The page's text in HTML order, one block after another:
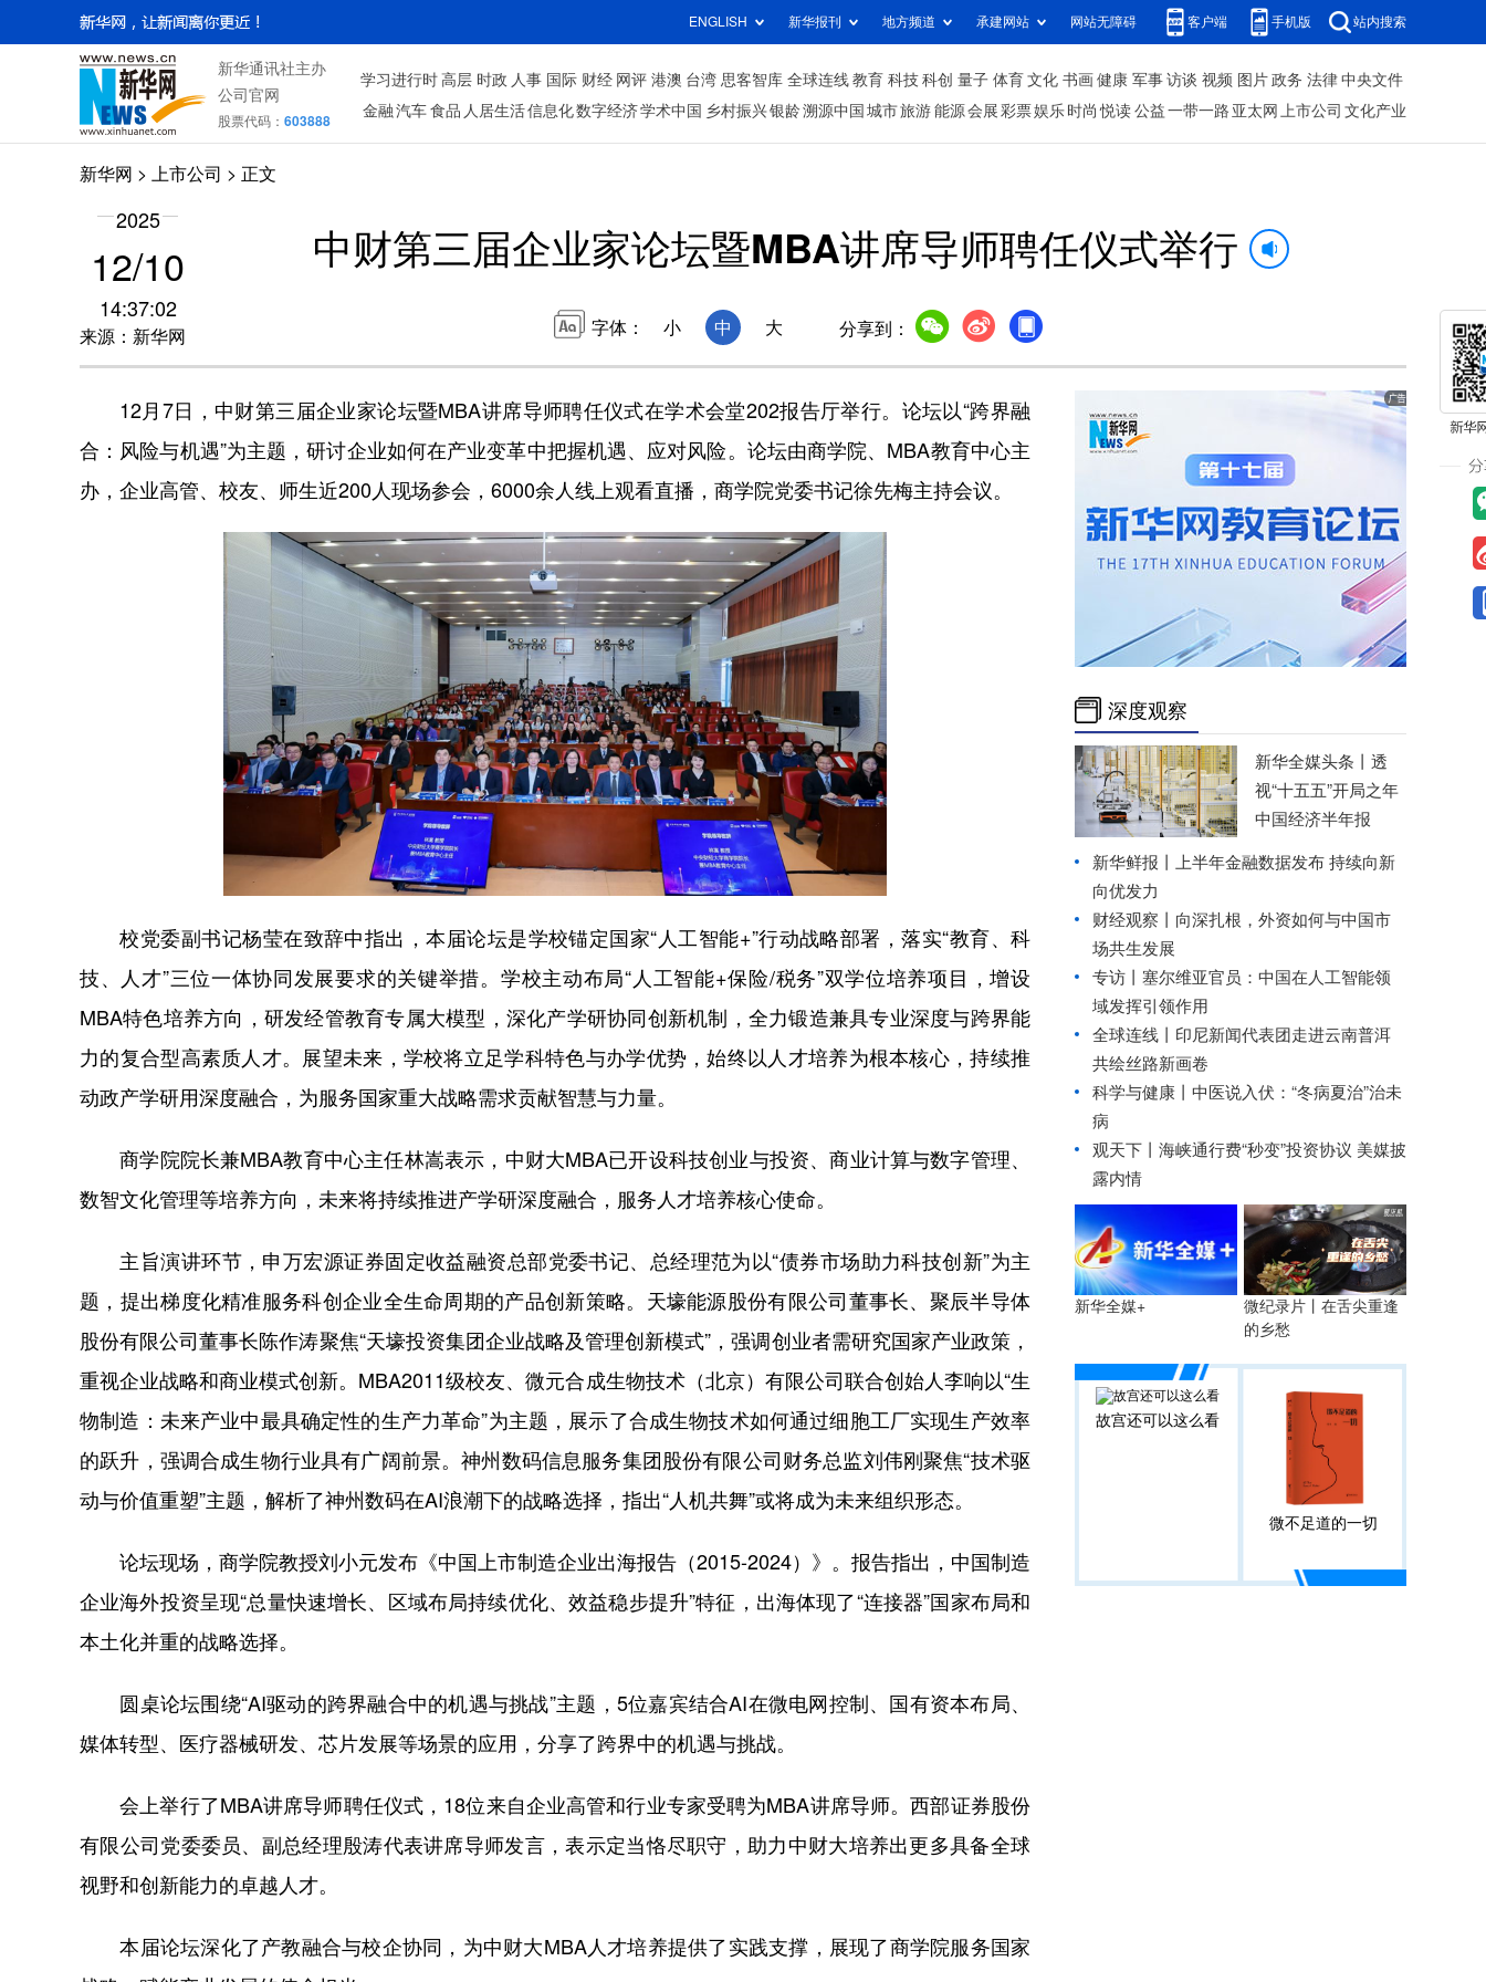
ENGLISH 新华报刊 地方频道 承建网站 网站无障碍 客户端 手机版 站内搜索
新华通讯社主办
公司官网
股票代码： 603888
学习进行时 高层 时政 人事 国际 财经 网评 港澳 台湾 思客智库 全球连线 教育 科技 科创 量子 体育 文化 书画 健康 军事 访谈 视频 图片 政务 法律 中央文件
金融 汽车 食品 人居生活信息化数字经济学术中国 乡村振兴银龄溯源中国 城市旅游 能源 会展 彩票娱乐 时尚 悦读 公益 一带一路 亚太网 上市公司 文化产业
新华网 > 上市公司 > 正文
2025
12/10
14:37:02
来源：新华网
中财第三届企业家论坛暨MBA讲席导师聘任仪式举行
字体： 小 中 大 分享到：
12月7日，中财第三届企业家论坛暨MBA讲席导师聘任仪式在学术会堂202报告厅举行。论坛以“跨界融
合：风险与机遇”为主题，研讨企业如何在产业变革中把握机遇、应对风险。论坛由商学院、MBA教育中心主
办，企业高管、校友、师生近200人现场参会，6000余人线上观看直播，商学院党委书记徐先梅主持会议。
校党委副书记杨莹在致辞中指出，本届论坛是学校锚定国家“人工智能+”行动战略部署，落实“教育、科
技、人才”三位一体协同发展要求的关键举措。学校主动布局“人工智能+保险/税务”双学位培养项目，增设
MBA特色培养方向，研发经管教育专属大模型，深化产学研协同创新机制，全力锻造兼具专业深度与跨界能
力的复合型高素质人才。展望未来，学校将立足学科特色与办学优势，始终以人才培养为根本核心，持续推
动政产学研用深度融合，为服务国家重大战略需求贡献智慧与力量。
商学院院长兼MBA教育中心主任林嵩表示，中财大MBA已开设科技创业与投资、商业计算与数字管理、
数智文化管理等培养方向，未来将持续推进产学研深度融合，服务人才培养核心使命。
主旨演讲环节，申万宏源证券固定收益融资总部党委书记、总经理范为以“债券市场助力科技创新”为主
题，提出梯度化精准服务科创企业全生命周期的产品创新策略。天壕能源股份有限公司董事长、聚辰半导体
股份有限公司董事长陈作涛聚焦“天壕投资集团企业战略及管理创新模式”，强调创业者需研究国家产业政策，
重视企业战略和商业模式创新。MBA2011级校友、微元合成生物技术（北京）有限公司联合创始人李响以“生
物制造：未来产业中最具确定性的生产力革命”为主题，展示了合成生物技术如何通过细胞工厂实现生产效率
的跃升，强调合成生物行业具有广阔前景。神州数码信息服务集团股份有限公司财务总监刘伟刚聚焦“技术驱
动与价值重塑”主题，解析了神州数码在AI浪潮下的战略选择，指出“人机共舞”或将成为未来组织形态。
论坛现场，商学院教授刘小元发布《中国上市制造企业出海报告（2015-2024）》。报告指出，中国制造
企业海外投资呈现“总量快速增长、区域布局持续优化、效益稳步提升”特征，出海体现了“连接器”国家布局和
本土化并重的战略选择。
圆桌论坛围绕“AI驱动的跨界融合中的机遇与挑战”主题，5位嘉宾结合AI在微电网控制、国有资本布局、
媒体转型、医疗器械研发、芯片发展等场景的应用，分享了跨界中的机遇与挑战。
会上举行了MBA讲席导师聘任仪式，18位来自企业高管和行业专家受聘为MBA讲席导师。西部证券股份
有限公司党委委员、副总经理殷涛代表讲席导师发言，表示定当恪尽职守，助力中财大培养出更多具备全球
视野和创新能力的卓越人才。
本届论坛深化了产教融合与校企协同，为中财大MBA人才培养提供了实践支撑，展现了商学院服务国家
深度观察
新华全媒头条丨 透
视“十五五”开局之年
中国经济半年报
新华鲜报丨上半年金融数据发布 持续向新
向优发力
财经观察丨 向深扎根，外资如何与中国市
场共生发展
专访丨塞尔维亚官员：中国在人工智能领
域发挥引领作用
全球连线丨 印尼新闻代表团走进云南普洱
共绘丝路新画卷
科学与健康丨中医说入伏：“冬病夏治”治未
病
观天下丨海峡通行费“秒变”投资协议 美媒披
露内情
新华全媒+
微纪录片丨在舌尖重逢
的乡愁
故宫还可以这么看
微不足道的一切